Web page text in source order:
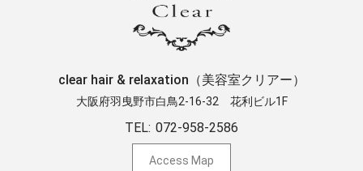
clear hair & relaxation（美容室クリアー）
大阪府羽曳野市白鳥2-16-32 ​花利ビル1F
TEL: 072-958-2586
Access Map